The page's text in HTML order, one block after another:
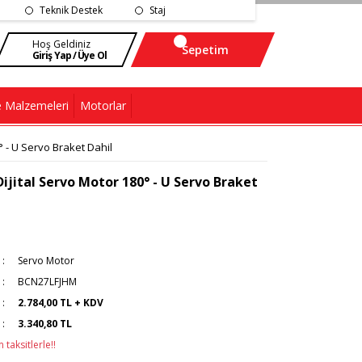
Teknik Destek Staj
Hoş Geldiniz
Giriş Yap / Üye Ol
Sepetim
Malzemeleri Motorlar
- U Servo Braket Dahil
Dijital Servo Motor 180° - U Servo Braket
Servo Motor
BCN27LFJHM
2.784,00 TL + KDV
3.340,80 TL
taksitlerle!!